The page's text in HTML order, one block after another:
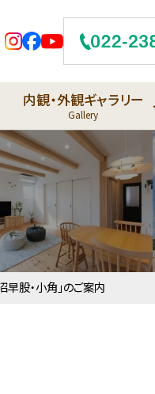
内観・外観ギャラリー
Gallery
股・小角」のご案内